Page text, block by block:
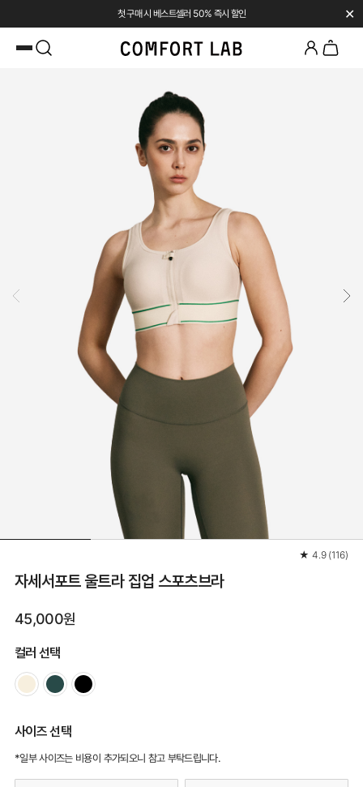
SUMMER SALE | UP TO 45% OFF
카카오채널 추가하고 10,000원 쿠폰 받기
✕
★ 4.9 (116)
자세서포트 울트라 집업 스포츠브라
45,000원
컬러 선택
사이즈 선택
*일부 사이즈는 비용이 추가되오니 참고 부탁드립니다.